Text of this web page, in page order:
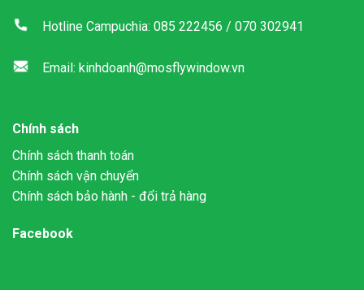
Hotline Campuchia: 085 222456 / 070 302941
Email: kinhdoanh@mosflywindow.vn
Chính sách
Chính sách thanh toán
Chính sách vận chuyển
Chính sách bảo hành - đổi trả hàng
Facebook